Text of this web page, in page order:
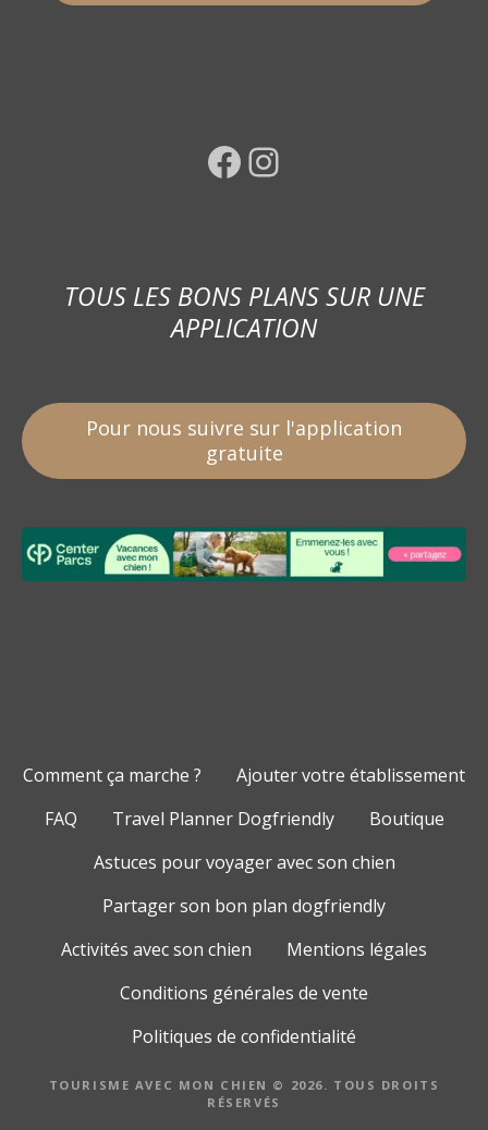
Facebook Instagram
TOUS LES BONS PLANS SUR UNE
APPLICATION
Pour nous suivre sur l'application
gratuite
Comment ça marche ?
Ajouter votre établissement
FAQ
Travel Planner Dogfriendly
Boutique
Astuces pour voyager avec son chien
Partager son bon plan dogfriendly
Activités avec son chien
Mentions légales
Conditions générales de vente
Politiques de confidentialité
TOURISME AVEC MON CHIEN © 2026. TOUS DROITS
RÉSERVÉS